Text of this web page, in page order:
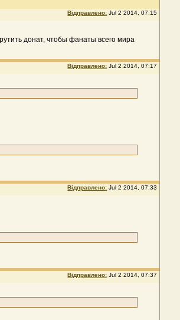
Відправлено: Jul 2 2014, 07:15
донат, чтобы фанаты всего мира
Відправлено: Jul 2 2014, 07:17
Відправлено: Jul 2 2014, 07:33
Відправлено: Jul 2 2014, 07:37